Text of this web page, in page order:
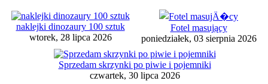
naklejki dinozaury 100 sztuk
wtorek, 28 lipca 2026
Fotel masujący
poniedziałek, 03 sierpnia 2026
Sprzedam skrzynki po piwie i pojemniki
czwartek, 30 lipca 2026